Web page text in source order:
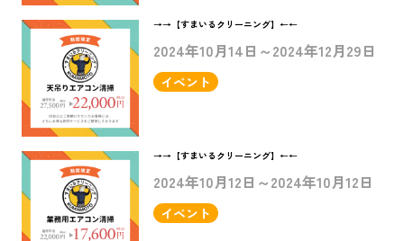
→→【すまいるクリーニング】←←
2024年10月14日～2024年12月29日
イベント
→→【すまいるクリーニング】←←
2024年10月12日～2024年10月12日
イベント